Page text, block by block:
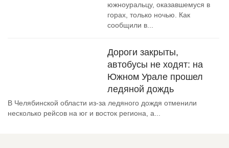
южноуральцу, оказавшемуся в
горах, только ночью. Как
сообщили в...
Дороги закрыты,
автобусы не ходят: на
Южном Урале прошел
ледяной дождь
В Челябинской области из-за ледяного дождя отменили
несколько рейсов на юг и восток региона, а...